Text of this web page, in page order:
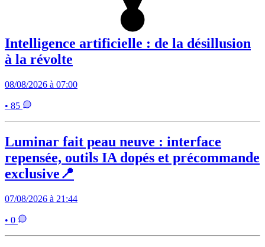
Intelligence artificielle : de la désillusion
à la révolte
08/08/2026 à 07:00
• 85
Luminar fait peau neuve : interface
repensée, outils IA dopés et précommande
exclusive📍
07/08/2026 à 21:44
• 0